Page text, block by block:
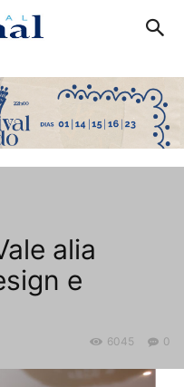
alia
e
0
6045